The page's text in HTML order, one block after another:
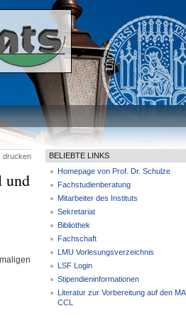
drucken
und
BELIEBTE LINKS
Homepage von Prof. Dr. Schulze
Fachstudienberatung
Mitarbeiter des Instituts
Sekretariat
Bibliothek
Fachschaft
LMU Vorlesungsverzeichnis
LSF Login
Stipendieninformationen
Literatur zur Vorbereitung auf den MA
CCL